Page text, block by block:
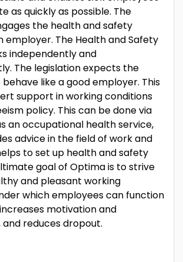
as quickly as possible. The
the health and safety
employer. The Health and Safety
independently and
The legislation expects the
like a good employer. This
support in working conditions
policy. This can be done via
an occupational health service,
advice in the field of work and
to set up health and safety
goal of Optima is to strive
and pleasant working
which employees can function
motivation and
reduces dropout.